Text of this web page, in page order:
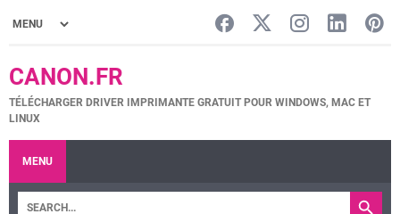
CANON.FR
TÉLÉCHARGER DRIVER IMPRIMANTE GRATUIT POUR WINDOWS, MAC ET
LINUX
MENU